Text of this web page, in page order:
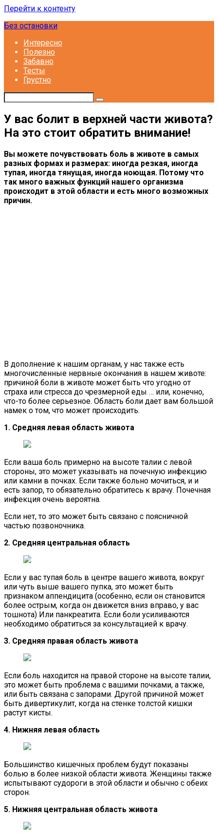
Перейти к контенту
Без остановки
Интересно
Полезно
Забавно
Тесты
Грустно
У вас болит в верхней части живота?
На это стоит обратить внимание!
Вы можете почувствовать боль в животе в самых
разных формах и размерах: иногда резкая, иногда
тупая, иногда тянущая, иногда ноющая. Потому что
так много важных функций нашего организма
происходит в этой области и есть много возможных
причин.
В дополнение к нашим органам, у нас также есть
многочисленные нервные окончания в нашем животе:
причиной боли в животе может быть что угодно от
страха или стресса до чрезмерной еды … или, конечно,
что-то более серьезное. Область боли дает вам большой
намек о том, что может происходить.
1. Средняя левая область живота
Если ваша боль примерно на высоте талии с левой
стороны, это может указывать на почечную инфекцию
или камни в почках. Если также больно мочиться, и и
есть запор, то обязательно обратитесь к врачу. Почечная
инфекция очень вероятна.
Если нет, то это может быть связано с поясничной
частью позвоночника.
2. Средняя центральная область
Если у вас тупая боль в центре вашего живота, вокруг
или чуть выше вашего пупка, это может быть
признаком аппендицита (особенно, если он становится
более острым, когда он движется вниз вправо, у вас
тошнота) Или панкреатита. Если боли усиливаются
необходимо обратиться за консультацией к врачу.
3. Средняя правая область живота
Если боль находится на правой стороне на высоте талии,
это может быть проблема с вашими почками, а также,
или быть связана с запорами. Другой причиной может
быть дивертикулит, когда на стенке толстой кишки
растут кисты.
4. Нижняя левая область
Большинство кишечных проблем будут показаны
болью в более низкой области живота. Женщины также
испытывают судороги в этой области и обычно с обеих
сторон.
5. Нижняя центральная область живота